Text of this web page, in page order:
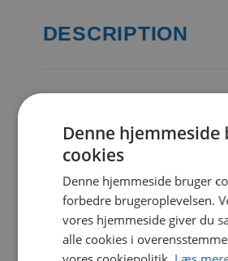
DESCRIPTION
PDF
SIMILAR
No related download found!
Denne hjemmeside
cookies
Denne hjemmeside bruger
forbedre brugeroplevelsen.
vores hjemmeside giver du
alle cookies i